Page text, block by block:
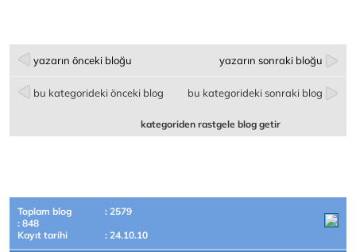
yazarın önceki bloğu yazarın sonraki bloğu
bu kategorideki önceki blog bu kategorideki sonraki blog
kategoriden rastgele blog getir
Toplam blog
: 2579
: 848
Kayıt tarihi
: 24.10.10